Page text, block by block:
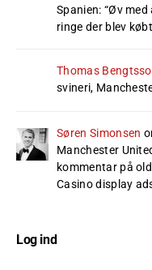
Spanien: “Øv med
ringe der blev
Thomas
svineri,
Søren Simonsen
Manchester
kommentar på
Casino display
Log ind